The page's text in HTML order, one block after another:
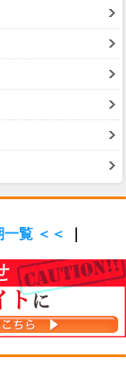
一覧 ＜＜